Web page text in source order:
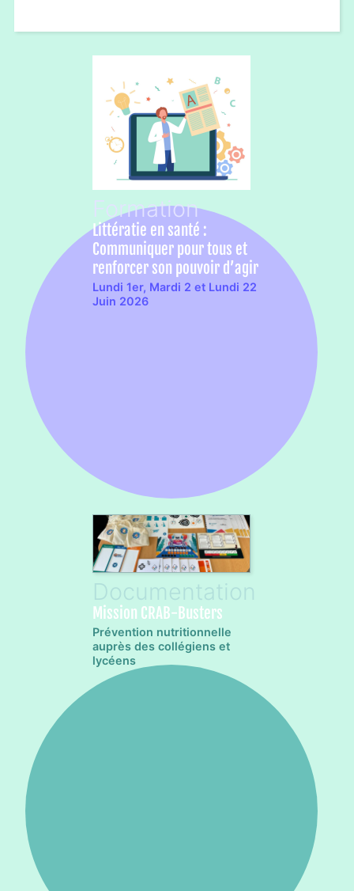
Littératie en santé :
Communiquer pour tous et
renforcer son pouvoir d’agir
Lundi 1er, Mardi 2 et Lundi 22
Juin 2026
Mission CRAB-Busters
Prévention nutritionnelle
auprès des collégiens et
lycéens